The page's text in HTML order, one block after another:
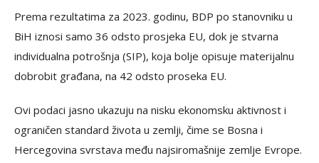
Prema rezultatima za 2023. godinu, BDP po stanovniku u
BiH iznosi samo 36 odsto prosjeka EU, dok je stvarna
individualna potrošnja (SIP), koja bolje opisuje materijalnu
dobrobit građana, na 42 odsto proseka EU.
Ovi podaci jasno ukazuju na nisku ekonomsku aktivnost i
ograničen standard života u zemlji, čime se Bosna i
Hercegovina svrstava među najsiromašnije zemlje Evrope.